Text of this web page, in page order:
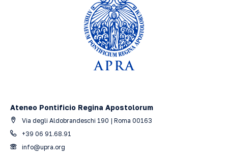
Ateneo Pontificio Regina Apostolorum
Via degli Aldobrandeschi 190 | Roma 00163
+39 06 91.68.91
info@upra.org